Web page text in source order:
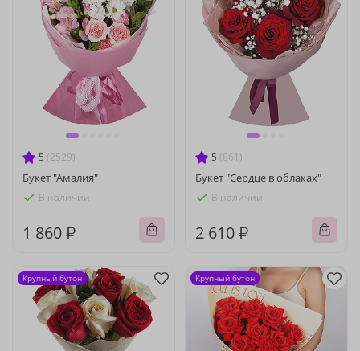
5 (2529)
Букет "Амалия"
В наличии
1 860 ₽
5 (861)
Букет "Сердце в облаках"
В наличии
2 610 ₽
Крупный бутон Крупный бутон